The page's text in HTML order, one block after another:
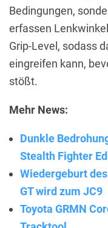
Bedingungen,
erfassen
Grip-Level, sodass
eingreifen kann,
stößt.
Mehr News:
Dunkle
Stealth Fighter
Wiedergeburt
GT wird zum JC9
Toyota GRMN